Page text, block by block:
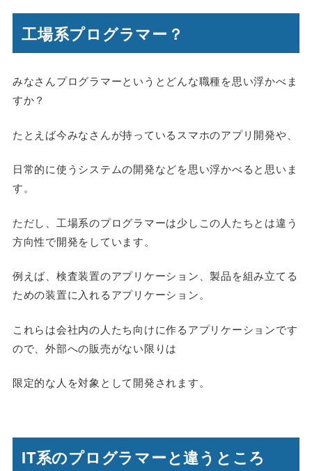
工場系プログラマー？
みなさんプログラマーというとどんな職種を思い浮かべま
すか？
たとえば今みなさんが持っているスマホのアプリ開発や、
日常的に使うシステムの開発などを思い浮かべると思いま
す。
ただし、工場系のプログラマーは少しこの人たちとは違う
方向性で開発をしています。
例えば、検査装置のアプリケーション、製品を組み立てる
ための装置に入れるアプリケーション。
これらは会社内の人たち向けに作るアプリケーションです
ので、外部への販売がない限りは
限定的な人 を対象として開発されます。
IT系のプログラマーと違うところ